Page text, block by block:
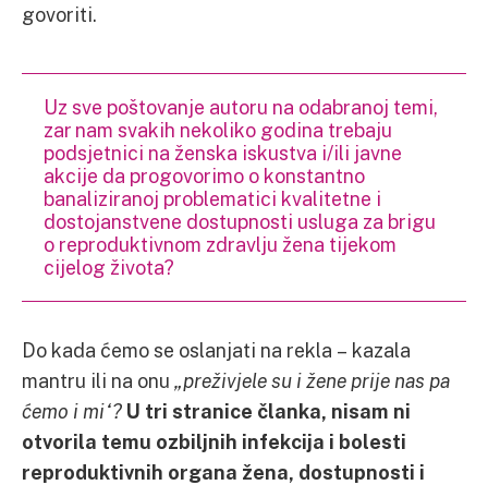
govoriti.
Uz sve poštovanje autoru na odabranoj temi,
zar nam svakih nekoliko godina trebaju
podsjetnici na ženska iskustva i/ili javne
akcije da progovorimo o konstantno
banaliziranoj problematici kvalitetne i
dostojanstvene dostupnosti usluga za brigu
o reproduktivnom zdravlju žena tijekom
cijelog života?
Do kada ćemo se oslanjati na rekla – kazala
mantru ili na onu „preživjele su i žene prije nas pa
ćemo i mi“? U tri stranice članka, nisam ni
otvorila temu ozbiljnih infekcija i bolesti
reproduktivnih organa žena, dostupnosti i